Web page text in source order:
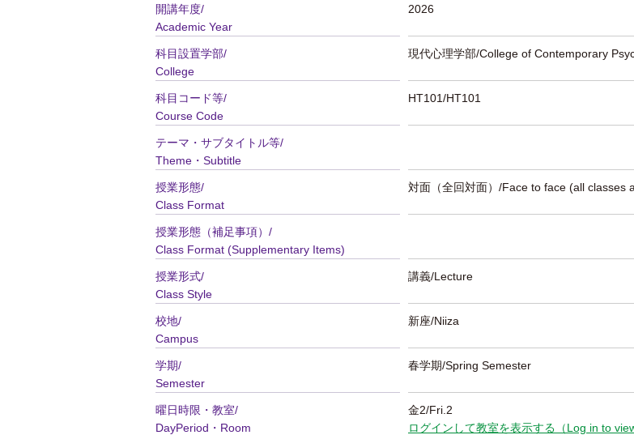
開講年度/
Academic Year
2026
科目設置学部/
College
現代心理学部/College of Contemporary
科目コード等/
Course Code
HT101/HT101
テーマ・サブタイトル等/
Theme・Subtitle
授業形態/
Class Format
対面（全回対面）/Face to face (all classes
授業形態（補足事項）/
Class Format (Supplementary Items)
授業形式/
Class Style
講義/Lecture
校地/
Campus
新座/Niiza
学期/
Semester
春学期/Spring Semester
曜日時限・教室/
DayPeriod・Room
金2/Fri.2
ログインして教室を表示する（Log in to